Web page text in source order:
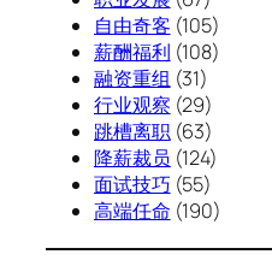
自由奇客 (105)
薪酬福利 (108)
融资重组 (31)
行业观察 (29)
跳槽离职(63)
降薪裁员 (124)
面试技巧 (55)
高端任命 (190)